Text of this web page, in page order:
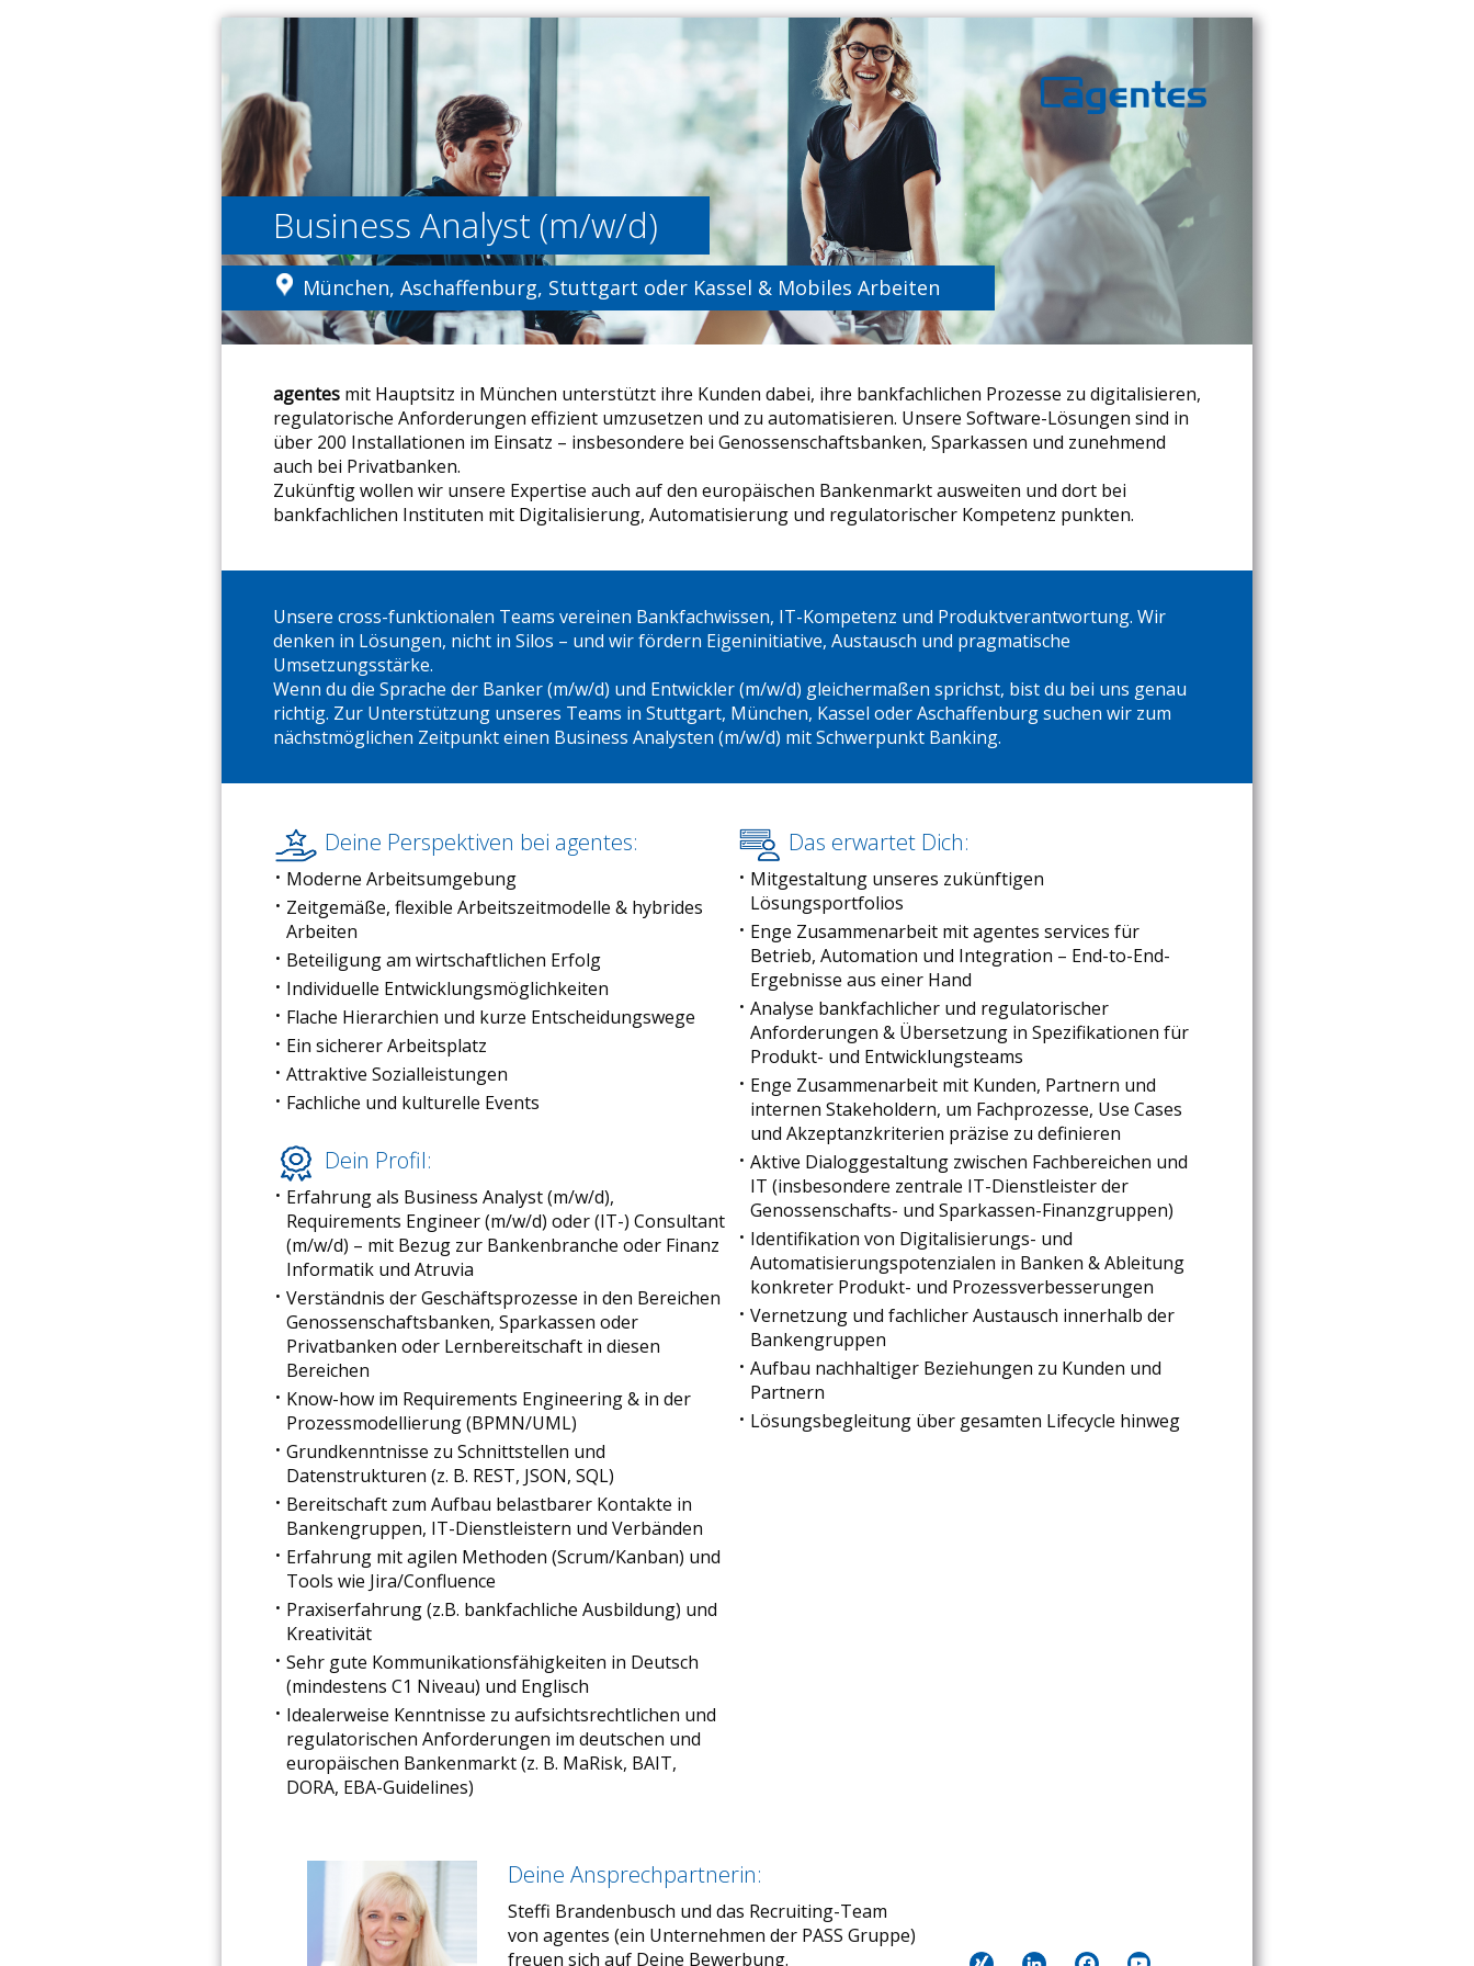
Business Analyst (m/w/d)
München, Aschaffenburg, Stuttgart oder Kassel & Mobiles Arbeiten
agentes mit Hauptsitz in München unterstützt ihre Kunden dabei, ihre bankfachlichen Prozesse zu digitalisieren,
regulatorische Anforderungen effizient umzusetzen und zu automatisieren. Unsere Software-Lösungen sind in
über 200 Installationen im Einsatz – insbesondere bei Genossenschaftsbanken, Sparkassen und zunehmend
auch bei Privatbanken.
Zukünftig wollen wir unsere Expertise auch auf den europäischen Bankenmarkt ausweiten und dort bei
bankfachlichen Instituten mit Digitalisierung, Automatisierung und regulatorischer Kompetenz punkten.
Unsere cross-funktionalen Teams vereinen Bankfachwissen, IT-Kompetenz und Produktverantwortung. Wir
denken in Lösungen, nicht in Silos – und wir fördern Eigeninitiative, Austausch und pragmatische
Umsetzungsstärke.
Wenn du die Sprache der Banker (m/w/d) und Entwickler (m/w/d) gleichermaßen sprichst, bist du bei uns genau
richtig. Zur Unterstützung unseres Teams in Stuttgart, München, Kassel oder Aschaffenburg suchen wir zum
nächstmöglichen Zeitpunkt einen Business Analysten (m/w/d) mit Schwerpunkt Banking.
Deine Perspektiven bei agentes:
Moderne Arbeitsumgebung
Zeitgemäße, flexible Arbeitszeitmodelle & hybrides
Arbeiten
Beteiligung am wirtschaftlichen Erfolg
Individuelle Entwicklungsmöglichkeiten
Flache Hierarchien und kurze Entscheidungswege
Ein sicherer Arbeitsplatz
Attraktive Sozialleistungen
Fachliche und kulturelle Events
Dein Profil:
Erfahrung als Business Analyst (m/w/d),
Requirements Engineer (m/w/d) oder (IT-) Consultant
(m/w/d) – mit Bezug zur Bankenbranche oder Finanz
Informatik und Atruvia
Verständnis der Geschäftsprozesse in den Bereichen
Genossenschaftsbanken, Sparkassen oder
Privatbanken oder Lernbereitschaft in diesen
Bereichen
Know-how im Requirements Engineering & in der
Prozessmodellierung (BPMN/UML)
Grundkenntnisse zu Schnittstellen und
Datenstrukturen (z. B. REST, JSON, SQL)
Bereitschaft zum Aufbau belastbarer Kontakte in
Bankengruppen, IT-Dienstleistern und Verbänden
Erfahrung mit agilen Methoden (Scrum/Kanban) und
Tools wie Jira/Confluence
Praxiserfahrung (z.B. bankfachliche Ausbildung) und
Kreativität
Sehr gute Kommunikationsfähigkeiten in Deutsch
(mindestens C1 Niveau) und Englisch
Idealerweise Kenntnisse zu aufsichtsrechtlichen und
regulatorischen Anforderungen im deutschen und
europäischen Bankenmarkt (z. B. MaRisk, BAIT,
DORA, EBA-Guidelines)
Das erwartet Dich:
Mitgestaltung unseres zukünftigen
Lösungsportfolios
Enge Zusammenarbeit mit agentes services für
Betrieb, Automation und Integration – End-to-End-
Ergebnisse aus einer Hand
Analyse bankfachlicher und regulatorischer
Anforderungen & Übersetzung in Spezifikationen für
Produkt- und Entwicklungsteams
Enge Zusammenarbeit mit Kunden, Partnern und
internen Stakeholdern, um Fachprozesse, Use Cases
und Akzeptanzkriterien präzise zu definieren
Aktive Dialoggestaltung zwischen Fachbereichen und
IT (insbesondere zentrale IT-Dienstleister der
Genossenschafts- und Sparkassen-Finanzgruppen)
Identifikation von Digitalisierungs- und
Automatisierungspotenzialen in Banken & Ableitung
konkreter Produkt- und Prozessverbesserungen
Vernetzung und fachlicher Austausch innerhalb der
Bankengruppen
Aufbau nachhaltiger Beziehungen zu Kunden und
Partnern
Lösungsbegleitung über gesamten Lifecycle hinweg
Deine Ansprechpartnerin:
Steffi Brandenbusch und das Recruiting-Team
von agentes (ein Unternehmen der PASS Gruppe)
freuen sich auf Deine Bewerbung.